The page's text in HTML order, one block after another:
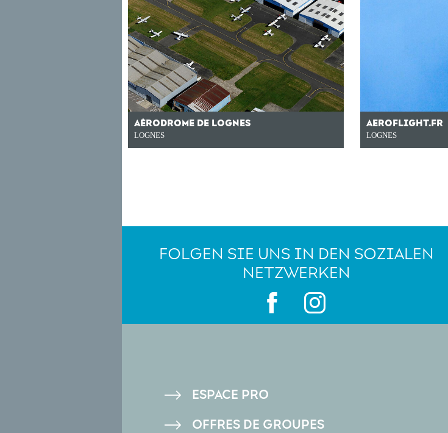
AÉRODROME DE LOGNES
LOGNES
AEROFLIGHT.FR
LOGNES
FOLGEN SIE UNS IN DEN SOZIALEN
NETZWERKEN
PIED
DE
ESPACE PRO
OFFRES DE GROUPES